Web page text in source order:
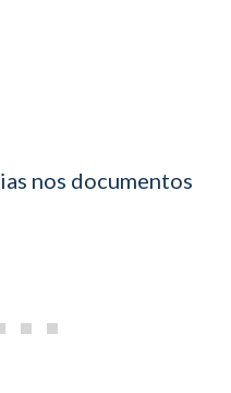
nos documentos